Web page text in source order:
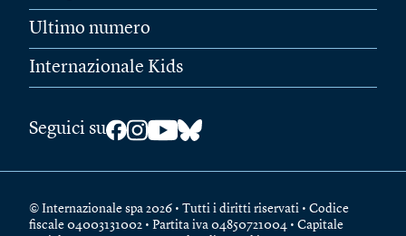
Ultimo numero
Internazionale Kids
Seguici su
© Internazionale spa 2026 • Tutti i diritti riservati • Codice
fiscale 04003131002 • Partita iva 04850721004 • Capitale